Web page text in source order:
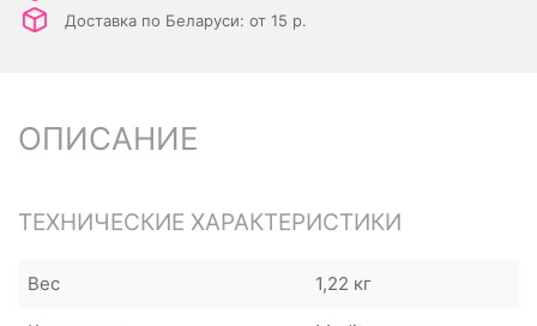
Доставка по Беларуси: от 15 р.
ОПИСАНИЕ
ТЕХНИЧЕСКИЕ ХАРАКТЕРИСТИКИ
Вес 1,22 кг